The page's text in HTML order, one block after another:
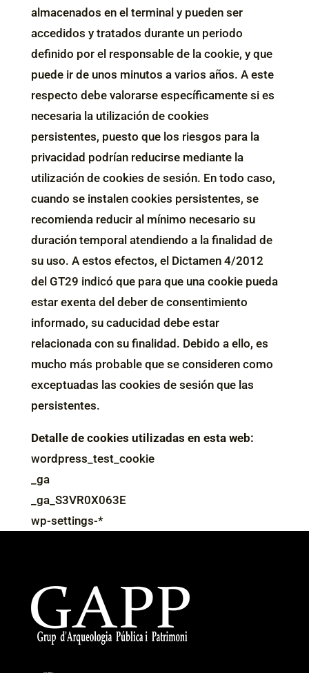
almacenados en el terminal y pueden ser
accedidos y tratados durante un periodo
definido por el responsable de la cookie, y que
puede ir de unos minutos a varios años. A este
respecto debe valorarse específicamente si es
necesaria la utilización de cookies
persistentes, puesto que los riesgos para la
privacidad podrían reducirse mediante la
utilización de cookies de sesión. En todo caso,
cuando se instalen cookies persistentes, se
recomienda reducir al mínimo necesario su
duración temporal atendiendo a la finalidad de
su uso. A estos efectos, el Dictamen 4/2012
del GT29 indicó que para que una cookie pueda
estar exenta del deber de consentimiento
informado, su caducidad debe estar
relacionada con su finalidad. Debido a ello, es
mucho más probable que se consideren como
exceptuadas las cookies de sesión que las
persistentes.
Detalle de cookies utilizadas en esta web:
wordpress_test_cookie
_ga
_ga_S3VR0X063E
wp-settings-*